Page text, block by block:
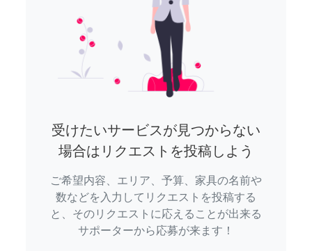
受けたいサービスが見つからない
場合はリクエストを投稿しよう
ご希望内容、エリア、予算、家具の名前や
数などを入力してリクエストを投稿する
と、そのリクエストに応えることが出来る
サポーターから応募が来ます！